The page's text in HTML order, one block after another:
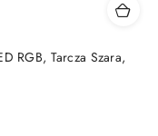
RGB, Tarcza Szara,